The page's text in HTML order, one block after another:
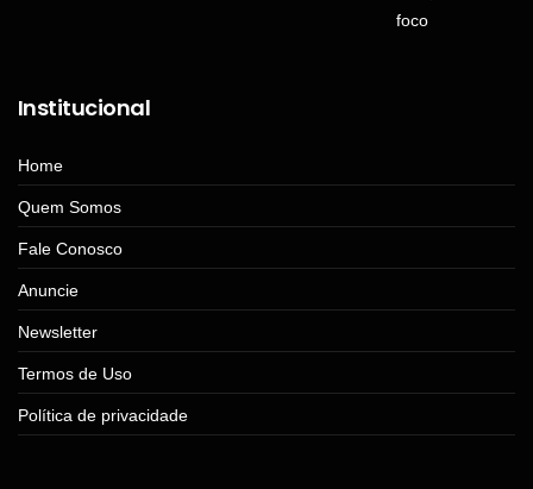
Institucional
Home
Quem Somos
Fale Conosco
Anuncie
Newsletter
Termos de Uso
Política de privacidade